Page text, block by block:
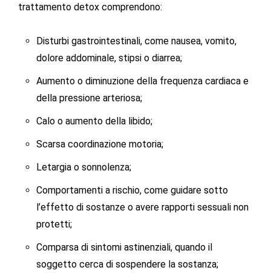
trattamento detox comprendono:
Disturbi gastrointestinali, come nausea, vomito,
dolore addominale, stipsi o diarrea;
Aumento o diminuzione della frequenza cardiaca e
della pressione arteriosa;
Calo o aumento della libido;
Scarsa coordinazione motoria;
Letargia o sonnolenza;
Comportamenti a rischio, come guidare sotto
l’effetto di sostanze o avere rapporti sessuali non
protetti;
Comparsa di sintomi astinenziali, quando il
soggetto cerca di sospendere la sostanza;